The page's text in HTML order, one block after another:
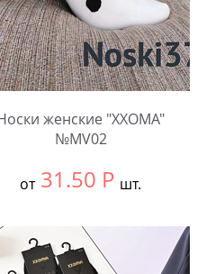
женские "XXOMA"
№MV02
от 31.50 Р шт.
10 шт.